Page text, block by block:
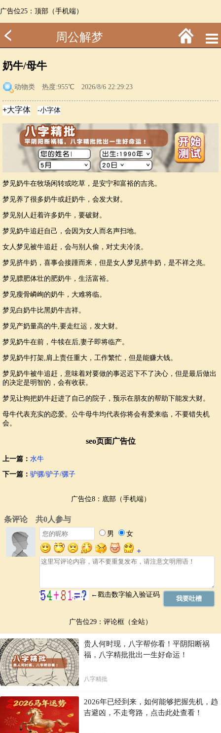
广告位25：顶部（手机端）
周公解梦
奶牛/母牛
动物类 热度:955℃ 2026/8/6 22:29:23
梦见奶牛在牧场闲转或吃草，是安宁和富裕的吉兆。
梦见养了很多奶牛或赶奶牛，会发大财。
梦见别人赶着许多奶牛，要破财。
梦见奶牛追赶自己，会因为女人而名声扫地。
女人梦见被牛追赶，会与别人偷，对丈夫冷淡。
梦见挤牛奶，喜事会接踵而来，但是女人梦见挤牛奶，是不祥之兆。
梦见膘肥体壮的肥奶牛，生活富裕。
梦见瘦骨嶙峋的奶牛，大难将临。
梦见白奶牛比黑奶牛吉祥。
梦见产奶量高的牛,要走红运，发大财。
梦见奶牛在前，牛犊在后,妻子即将临产。
梦见奶牛打架,肩上责任重大，工作繁忙，但是能赚大钱。
梦见奶牛被牛追赶，意味着对要做的事迟迟下不了决心，但是最后做出
的决定是明智的，会有收获。
梦见让狗把奶牛赶进了自己的院子，预示在朋友的帮助下能发大财。
母牛代表充实的恋爱。公牛母牛均代表你将会有爱来临，不要错失机
会。
seo页面广告位
上一篇： 水牛
下一篇： 驴骡/驴子/骡子
广告位8：底部（手机端）
广告位29：评论框（全站）
贵人何时现，八字帮你看！平阴阳断祸
福，八字精批批出一生好命运！
八字精批
2026年已经到来，如何能够把握先机，趋
吉避凶，不走弯路，点击此处查看！